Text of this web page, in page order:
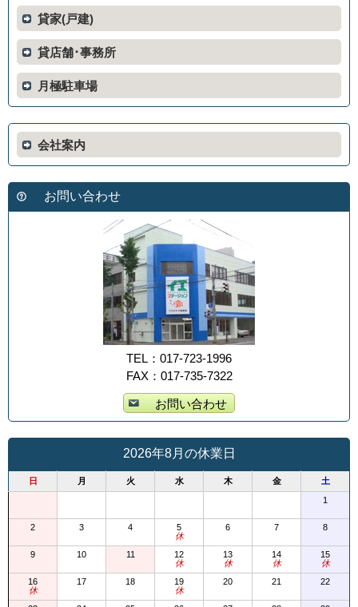
貸家(戸建)
貸店舗･事務所
月極駐車場
会社案内
お問い合わせ
TEL：017-723-1996
FAX：017-735-7322
お問い合わせ
2026年8月の休業日
日 月 火 水 木 金
土
1
2 3 4
5
休
6 7 8
9 10 11
12
休
13
休
14
休
15
休
16
休
17 18
19
休
20 21 22